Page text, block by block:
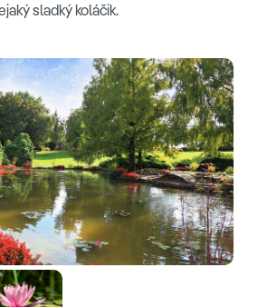
sladký koláčik.